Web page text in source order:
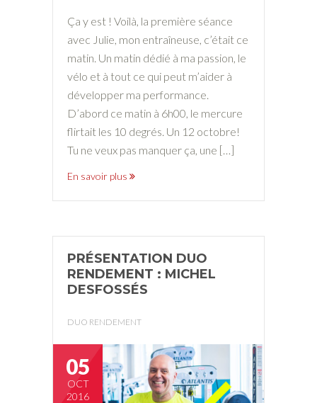
Ça y est ! Voilà, la première séance
avec Julie, mon entraîneuse, c’était ce
matin. Un matin dédié à ma passion, le
vélo et à tout ce qui peut m’aider à
développer ma performance.
D’abord ce matin à 6h00, le mercure
flirtait les 10 degrés. Un 12 octobre!
Tu ne veux pas manquer ça, une […]
En savoir plus
PRÉSENTATION DUO
RENDEMENT : MICHEL
DESFOSSÉS
DUO RENDEMENT
05
OCT
2016